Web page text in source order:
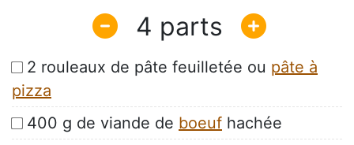
4
2 rouleaux de pâte feuilletée ou pâte à
pizza
400 g de viande de boeuf hachée